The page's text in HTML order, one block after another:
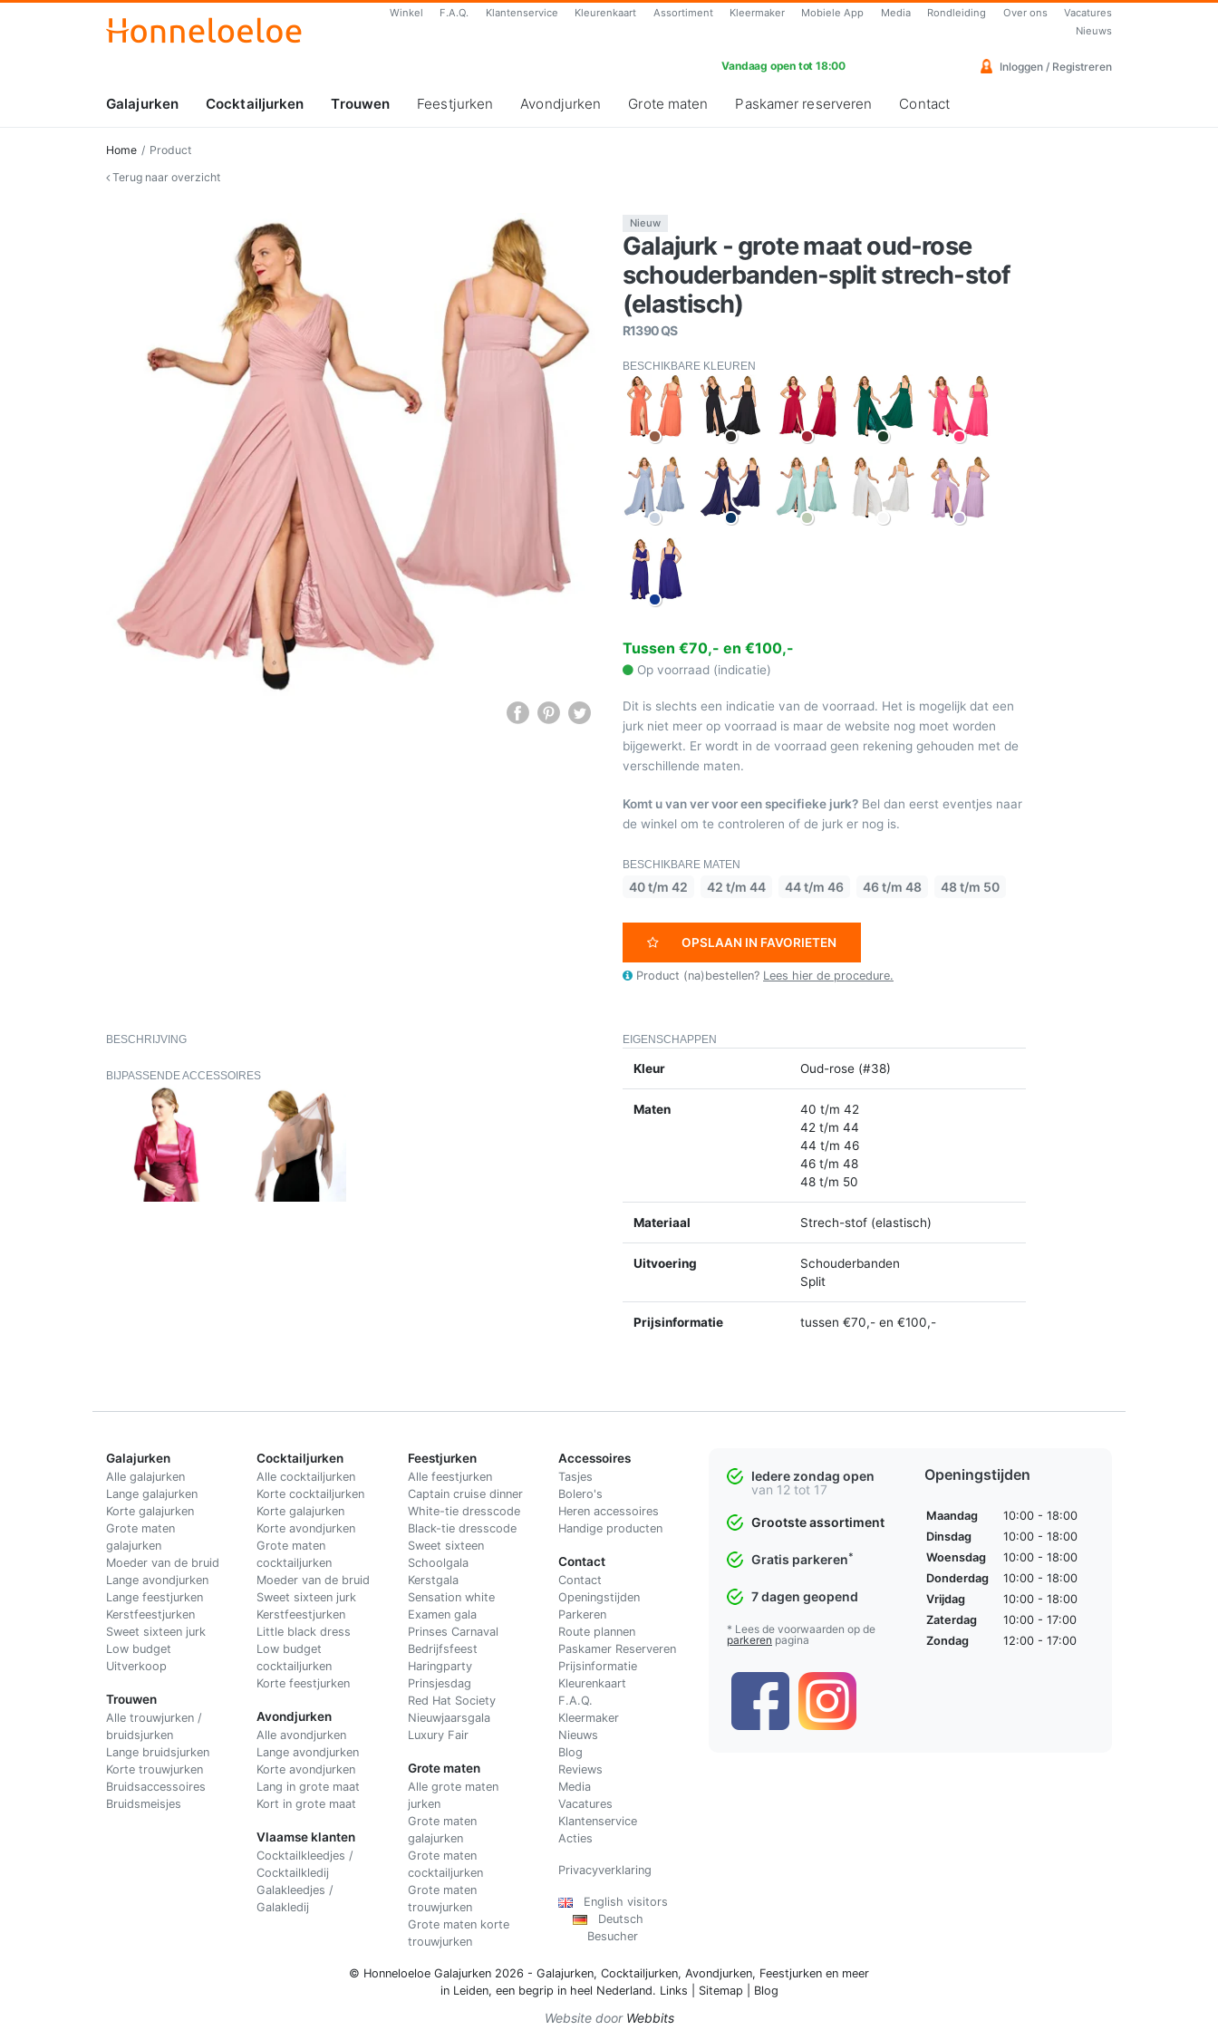
Winkel F.A.Q. Klantenservice Kleurenkaart Assortiment Kleermaker Mobiele App Media Rondleiding Over ons
Vacatures
Nieuws
Vandaag open tot 18:00 Inloggen / Registreren
Galajurken Cocktailjurken Trouwen Feestjurken Avondjurken Grote maten Paskamer reserveren Contact
Home
Product
Terug naar overzicht
Nieuw
Galajurk - grote maat oud-rose
schouderbanden-split strech-stof
(elastisch)
R1390 QS
BESCHIKBARE KLEUREN
Tussen €70,- en €100,-
Op voorraad (indicatie)
Dit is slechts een indicatie van de voorraad. Het is mogelijk dat een
jurk niet meer op voorraad is maar de website nog moet worden
bijgewerkt. Er wordt in de voorraad geen rekening gehouden met de
verschillende maten.
Komt u van ver voor een specifieke jurk? Bel dan eerst eventjes naar
de winkel om te controleren of de jurk er nog is.
BESCHIKBARE MATEN
40 t/m 42 42 t/m 44 44 t/m 46 46 t/m 48 48 t/m 50
OPSLAAN IN FAVORIETEN
Product (na)bestellen? Lees hier de procedure.
BESCHRIJVING
BIJPASSENDE ACCESSOIRES
EIGENSCHAPPEN
Kleur Oud-rose (#38)
Maten
40 t/m 42
42 t/m 44
44 t/m 46
46 t/m 48
48 t/m 50
Materiaal Strech-stof (elastisch)
Uitvoering
Schouderbanden
Split
Prijsinformatie tussen €70,- en €100,-
Galajurken
Alle galajurken
Lange galajurken
Korte galajurken
Grote maten
galajurken
Moeder van de bruid
Lange avondjurken
Lange feestjurken
Kerstfeestjurken
Sweet sixteen jurk
Low budget
Uitverkoop
Trouwen
Alle trouwjurken /
bruidsjurken
Lange bruidsjurken
Korte trouwjurken
Bruidsaccessoires
Bruidsmeisjes
Cocktailjurken
Alle cocktailjurken
Korte cocktailjurken
Korte galajurken
Korte avondjurken
Grote maten
cocktailjurken
Moeder van de bruid
Sweet sixteen jurk
Kerstfeestjurken
Little black dress
Low budget
cocktailjurken
Korte feestjurken
Avondjurken
Alle avondjurken
Lange avondjurken
Korte avondjurken
Lang in grote maat
Kort in grote maat
Vlaamse klanten
Cocktailkleedjes /
Cocktailkledij
Galakleedjes /
Galakledij
Feestjurken
Alle feestjurken
Captain cruise dinner
White-tie dresscode
Black-tie dresscode
Sweet sixteen
Schoolgala
Kerstgala
Sensation white
Examen gala
Prinses Carnaval
Bedrijfsfeest
Haringparty
Prinsjesdag
Red Hat Society
Nieuwjaarsgala
Luxury Fair
Grote maten
Alle grote maten
jurken
Grote maten
galajurken
Grote maten
cocktailjurken
Grote maten
trouwjurken
Grote maten korte
trouwjurken
Accessoires
Tasjes
Bolero's
Heren accessoires
Handige producten
Contact
Contact
Openingstijden
Parkeren
Route plannen
Paskamer Reserveren
Prijsinformatie
Kleurenkaart
F.A.Q.
Kleermaker
Nieuws
Blog
Reviews
Media
Vacatures
Klantenservice
Acties
Privacyverklaring
English visitors
Deutsch
Besucher
Iedere zondag open
van 12 tot 17
Grootste assortiment
Gratis parkeren*
7 dagen geopend
* Lees de voorwaarden op de
parkeren pagina
Openingstijden
Maandag
10:00 - 18:00
Dinsdag
10:00 - 18:00
Woensdag
10:00 - 18:00
Donderdag
10:00 - 18:00
Vrijdag
10:00 - 18:00
Zaterdag
10:00 - 17:00
Zondag
12:00 - 17:00
© Honneloeloe Galajurken 2026 - Galajurken, Cocktailjurken, Avondjurken, Feestjurken en meer
in Leiden, een begrip in heel Nederland. Links Sitemap Blog
Website door Webbits